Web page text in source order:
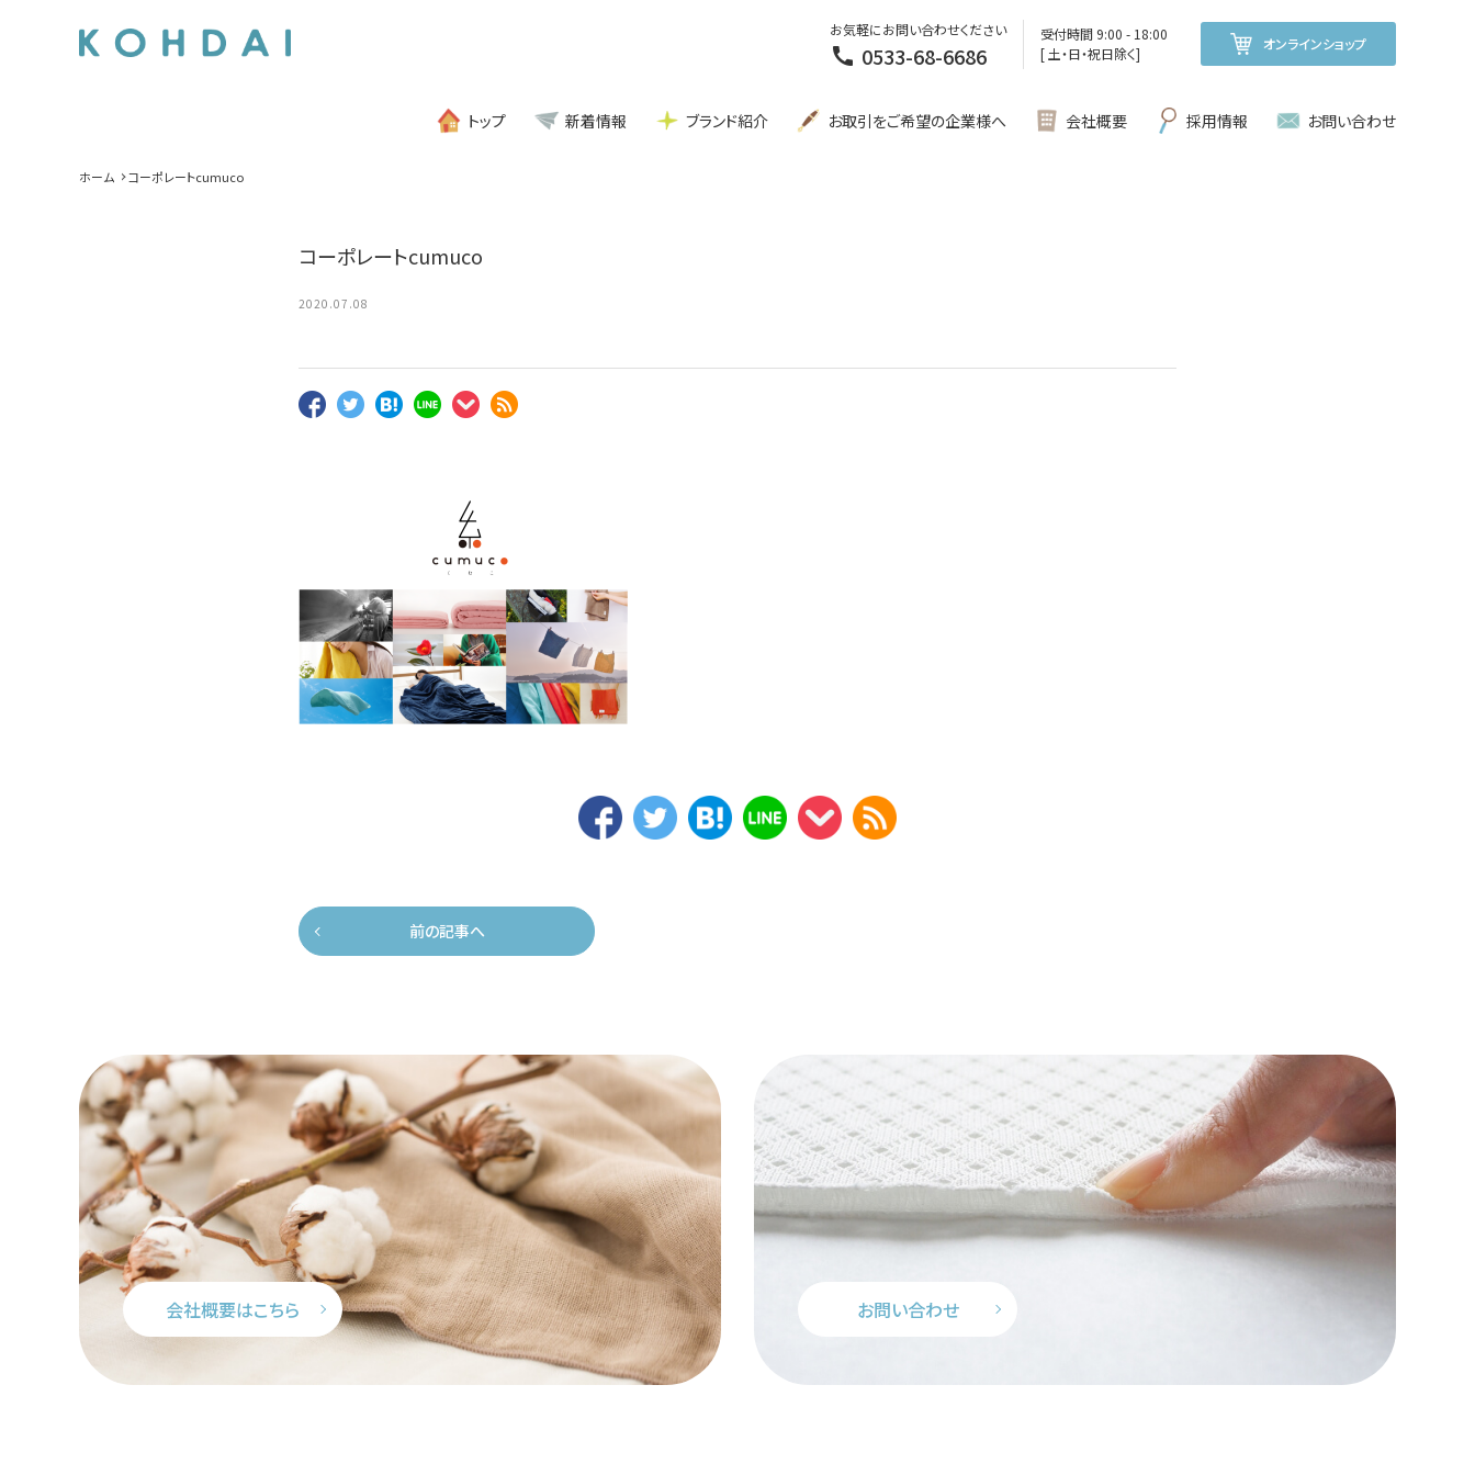
お気軽にお問い合わせください
call 0533-68-6686
受付時間 9:00 - 18:00
[ 土・日・祝日除く]
オンラインショップ
トップ 新着情報 ブランド紹介 お取引をご希望の企業様へ 会社概要 採用情報 お問い合わせ
ホーム コーポレートcumuco
コーポレートcumuco
2020.07.08
前の記事へ
会社概要はこちら お問い合わせ